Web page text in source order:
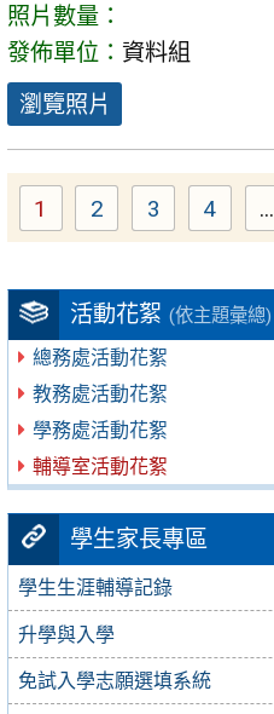
活動花絮 (依主題彙總)
總務處活動花絮
教務處活動花絮
學務處活動花絮
輔導室活動花絮
學生家長專區
學生生涯輔導記錄
升學與入學
免試入學志願選填系統
照片數量：
發佈單位： 資料組
瀏覽照片
Page
1 Page
2 Page
3 Page
4 ...